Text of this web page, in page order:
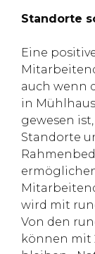
Standorte
Eine
auch wenn
in
gewesen
Standorte
wird mit
Von den
können mit